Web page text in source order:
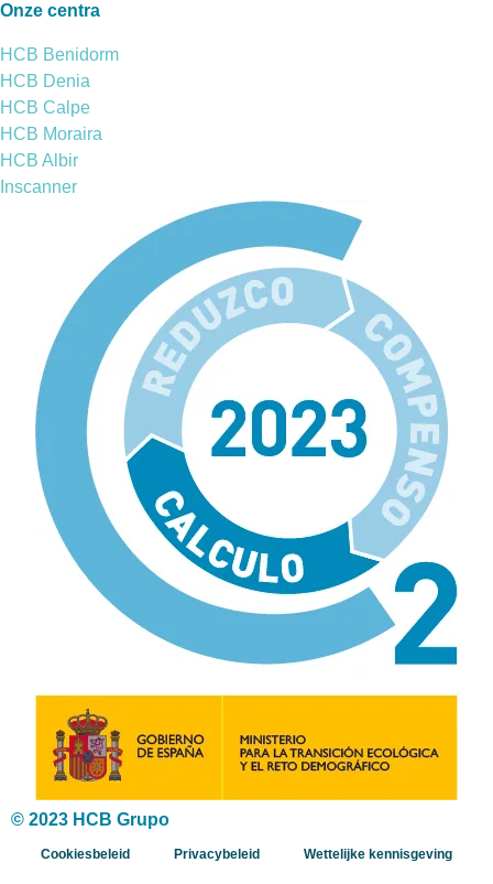
Onze centra
HCB Benidorm
HCB Denia
HCB Calpe
HCB Moraira
HCB Albir
Inscanner
© 2023 HCB Grupo
Cookiesbeleid Privacybeleid Wettelijke kennisgeving